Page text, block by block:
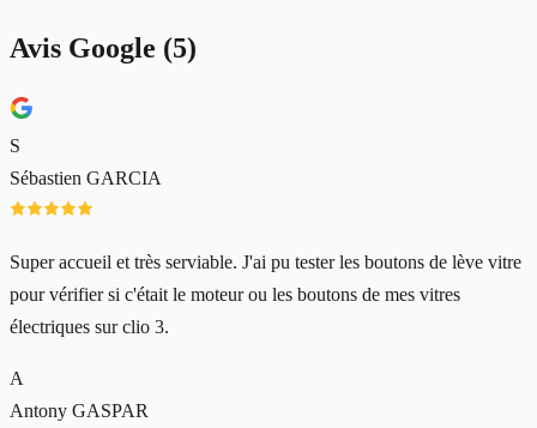
Avis Google (5)
S
Sébastien GARCIA
Super accueil et très serviable. J'ai pu tester les boutons de lève vitre
pour vérifier si c'était le moteur ou les boutons de mes vitres
électriques sur clio 3.
A
Antony GASPAR